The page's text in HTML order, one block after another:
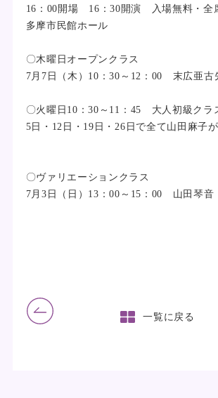
16：00開場 16：30開演 入場無料・全
多摩市民館ホール
〇木曜日オープンクラス
7月7日（木）10：30～12：00 末広亜古
〇火曜日10：30～11：45 大人初級クラ
5日・12日・19日・26日で全て山田麻子
〇ヴァリエーションクラス
7月3日（日）13：00～15：00 山田琴音
一覧に戻る